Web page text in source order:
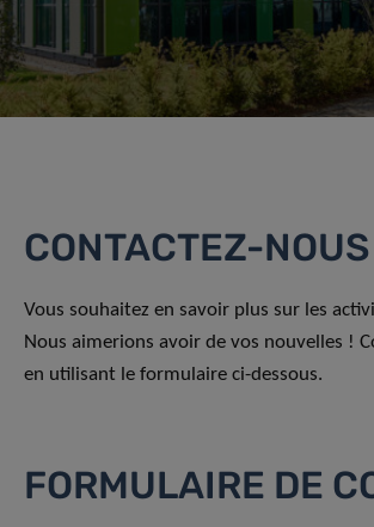
CONTACTEZ-NOUS
Vous souhaitez en savoir plus sur les
Nous aimerions avoir de vos nouvelles !
en utilisant le formulaire ci-dessous.
FORMULAIRE DE